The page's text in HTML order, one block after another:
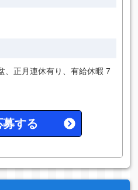
、正月連休有り、有給休暇 7
募する